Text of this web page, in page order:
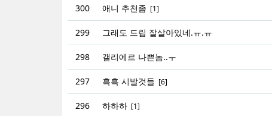
300 애니 추천좀 [1]
299 그래도 드립 잘살아있네.ㅠ.ㅠ
298 갤리에르 나쁜놈..ㅜ
297 흑흑 시발것들 [6]
296 하하하 [1]